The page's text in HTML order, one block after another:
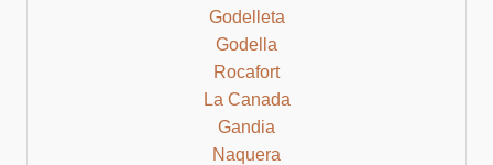
Godelleta
Godella
Rocafort
La Canada
Gandia
Naquera